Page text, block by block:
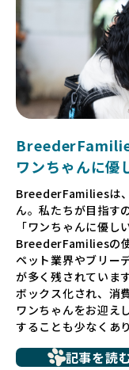
ワンちゃんに優
BreederFamiliesは
ん。私たちが目指す
「ワンちゃんに優
BreederFamiliesの使
ペット業界やブリー
が多く残されていま
ボックス化され、消
ワンちゃんをお迎え
することも少なくあ
ち、健康面や社会性
記事を読